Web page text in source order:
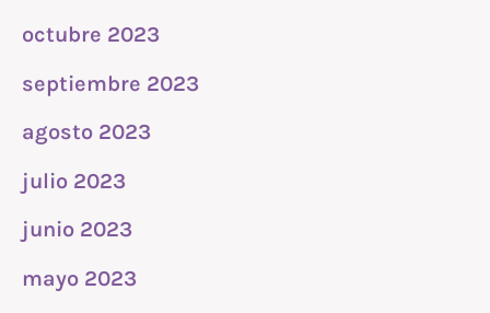
octubre 2023
septiembre 2023
agosto 2023
julio 2023
junio 2023
mayo 2023